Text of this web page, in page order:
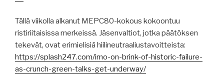
Tällä viikolla alkanut MEPC80-kokous kokoontuu
ristiriitaisissa merkeissä. Jäsenvaltiot, jotka päätöksen
tekevät, ovat erimielisiä hiilineutraaliustavoitteista:
https://splash247.com/imo-on-brink-of-historic-failure-
as-crunch-green-talks-get-underway/